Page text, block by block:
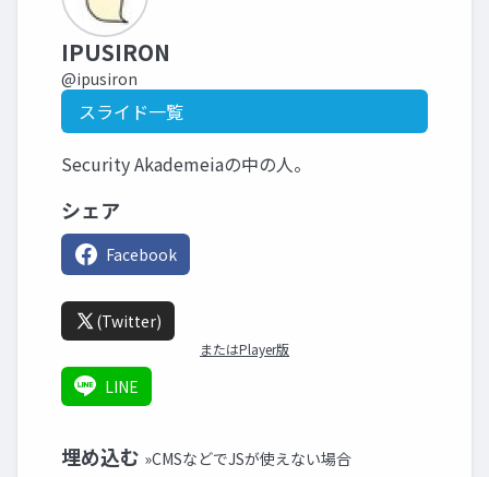
IPUSIRON
@ipusiron
スライド一覧
Security Akademeiaの中の人。
シェア
Facebook
(Twitter)
またはPlayer版
LINE
埋め込む »CMSなどでJSが使えない場合